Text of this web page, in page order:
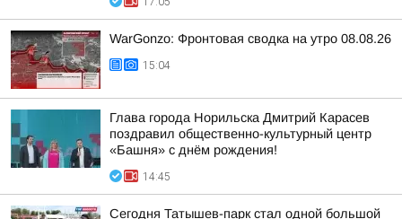
WarGonzo: Фронтовая сводка на утро 08.08.26
15:04
Глава города Норильска Дмитрий Карасев
поздравил общественно-культурный центр
«Башня» с днём рождения!
14:45
Сегодня Татышев-парк стал одной большой